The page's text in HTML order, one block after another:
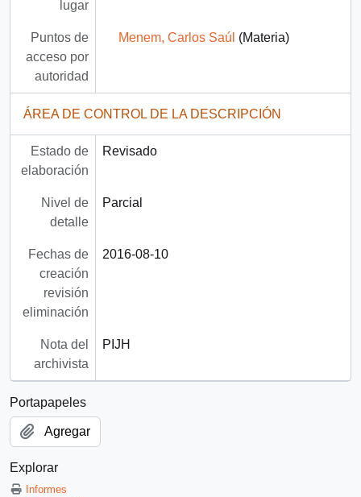
lugar
Puntos de
acceso por
autoridad
Menem, Carlos Saúl (Materia)
ÁREA DE CONTROL DE LA DESCRIPCIÓN
Estado de
elaboración
Revisado
Nivel de
detalle
Parcial
Fechas de
creación
revisión
eliminación
2016-08-10
Nota del
archivista
PIJH
Portapapeles
Agregar
Explorar
Informes